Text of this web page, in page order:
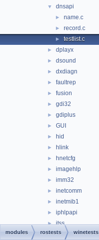
▼ dnsapi
► name.c
► record.c
► testlist.c
► dplayx
► dsound
► dxdiagn
► faultrep
► fusion
► gdi32
► gdiplus
► GUI
► hid
► hlink
► hnetcfg
► imagehlp
► imm32
► inetcomm
► inetmib1
► iphlpapi
► itss
► jscript
modules rostests winetests